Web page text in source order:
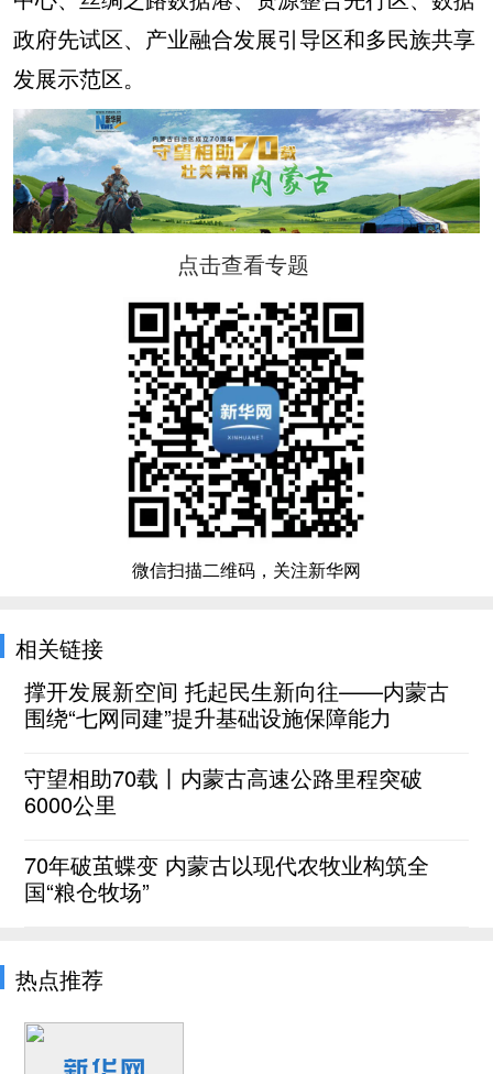
政府先试区、产业融合发展引导区和多民族共享
发展示范区。
点击查看专题
微信扫描二维码，关注新华网
相关链接
撑开发展新空间 托起民生新向往——内蒙古
围绕“七网同建”提升基础设施保障能力
守望相助70载丨内蒙古高速公路里程突破
6000公里
70年破茧蝶变 内蒙古以现代农牧业构筑全
国“粮仓牧场”
热点推荐